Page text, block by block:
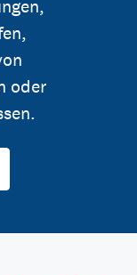
oder